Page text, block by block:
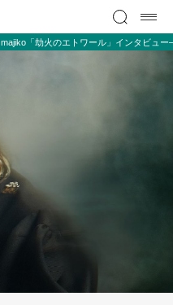
majiko「劫火のエトワール」インタビュ